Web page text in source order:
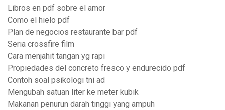
Libros en pdf sobre el amor
Como el hielo pdf
Plan de negocios restaurante bar pdf
Seria crossfire film
Cara menjahit tangan yg rapi
Propiedades del concreto fresco y endurecido pdf
Contoh soal psikologi tni ad
Mengubah satuan liter ke meter kubik
Makanan penurun darah tinggi yang ampuh